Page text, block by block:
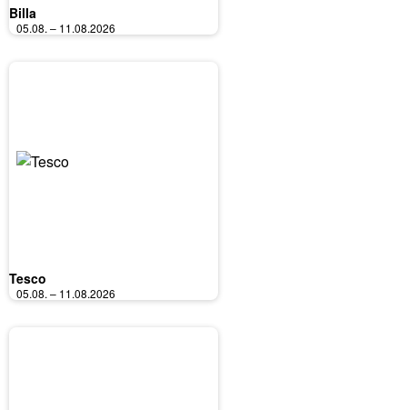
Billa
05.08. – 11.08.2026
Tesco
05.08. – 11.08.2026